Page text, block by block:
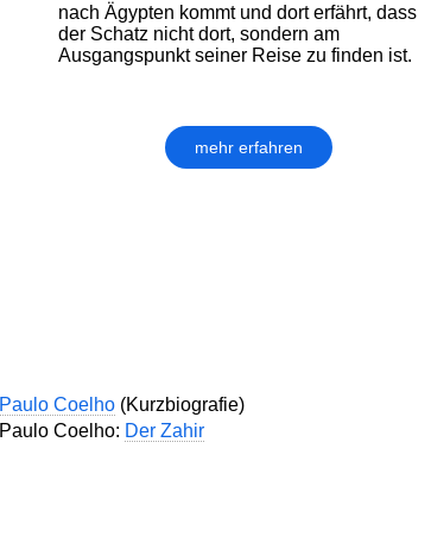
nach Ägypten kommt und dort erfährt, dass
der Schatz nicht dort, sondern am
Ausgangspunkt seiner Reise zu finden ist.
mehr erfahren
Paulo Coelho(Kurzbiografie)
Paulo Coelho: Der Zahir